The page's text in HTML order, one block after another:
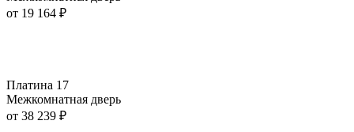
от 19 164 ₽
Платина 17
Межкомнатная дверь
от 38 239 ₽